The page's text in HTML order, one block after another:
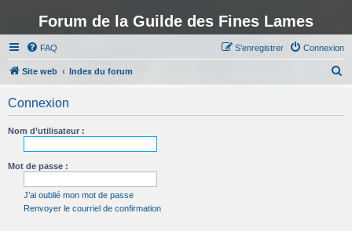
Forum de la Guilde des Fines Lames
FAQ Connexion
S’enregistrer
Site web Index du forum
Connexion
Nom d’utilisateur :
Mot de passe :
J’ai oublié mon mot de passe
Renvoyer le courriel de confirmation